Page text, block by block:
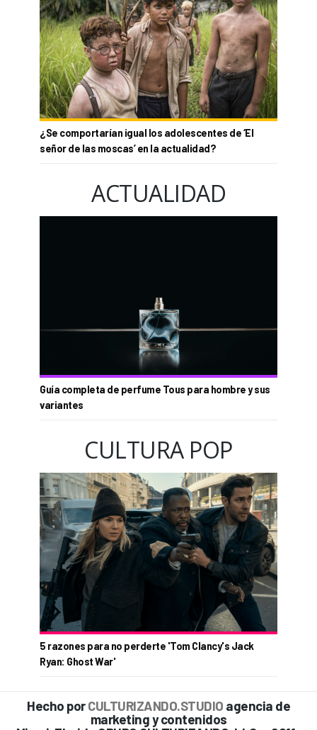
¿Se comportarían igual los adolescentes de ‘El
señor de las moscas’ en la actualidad?
ACTUALIDAD
Guía completa de perfume Tous para hombre y sus
variantes
CULTURA POP
5 razones para no perderte 'Tom Clancy's Jack
Ryan: Ghost War'
Hecho porCULTURIZANDO.STUDIO agencia de
marketing y contenidos